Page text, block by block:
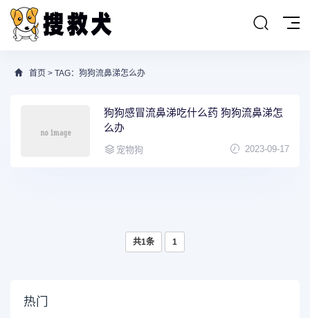
首页 > TAG：狗狗流鼻涕怎么办
狗狗感冒流鼻涕吃什么药 狗狗流鼻涕怎
么办
宠物狗 2023-09-17
共1条 1
热门